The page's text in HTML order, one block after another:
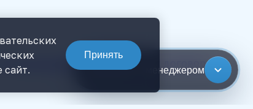
возникают реальные риски: договор,
сайт.
Принять
Связаться с менеджером